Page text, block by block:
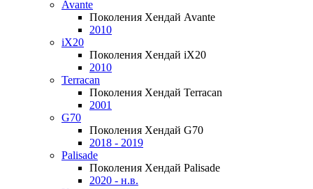
Avante
Поколения Хендай Avante
2010
iX20
Поколения Хендай iX20
2010
Terracan
Поколения Хендай Terracan
2001
G70
Поколения Хендай G70
2018 - 2019
Palisade
Поколения Хендай Palisade
2020 - н.в.